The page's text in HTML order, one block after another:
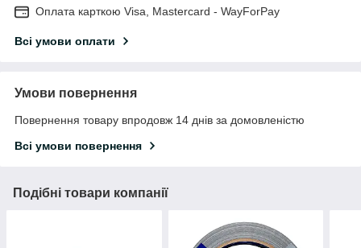
Оплата карткою Visa, Mastercard - WayForPay
Всі умови оплати
Умови повернення
Повернення товару впродовж 14 днів за домовленістю
Всі умови повернення
Подібні товари компанії